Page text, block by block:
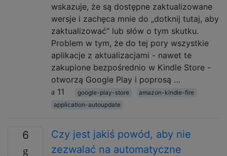
wskazuje, że są dostępne zaktualizowane
wersje i zachęca mnie do „dotknij tutaj, aby
zaktualizować” lub słów o tym skutku.
Problem w tym, że do tej pory wszystkie
aplikacje z aktualizacjami - nawet te
zakupione bezpośrednio w Kindle Store -
otworzą Google Play i poprosą …
11
google-play-store
amazon-kindle-fire
application-autoupdate
6
Czy jest jakiś powód, aby nie
zezwalać na automatyczne